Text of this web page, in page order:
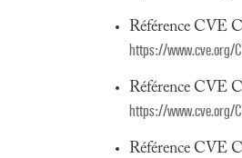
Référence CVE
https://www.cve.org/
Référence CVE
https://www.cve.org/
Référence CVE